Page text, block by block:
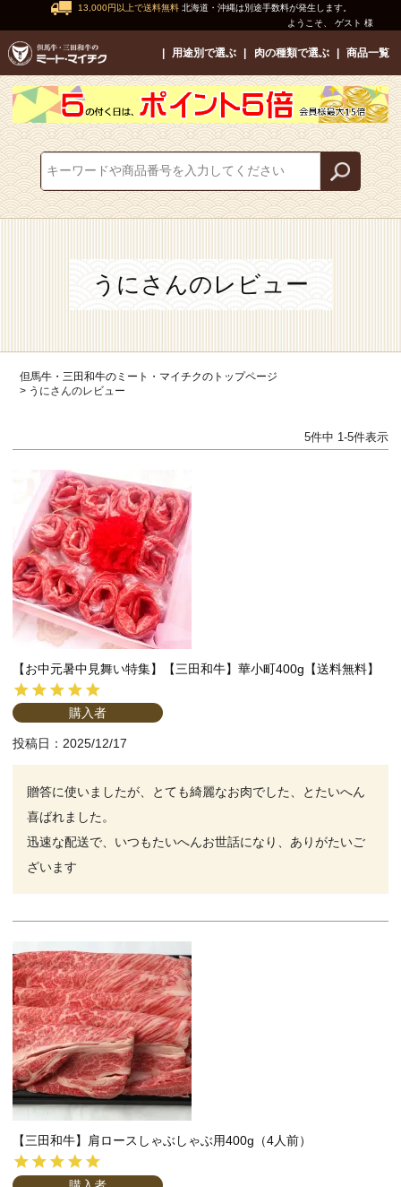
13,000円以上で送料無料 北海道・沖縄は別途手数料が発生します。
ようこそ、 ゲスト 様
用途別で選ぶ 肉の種類で選ぶ 商品一覧
うにさんのレビュー
但馬牛・三田和牛のミート・マイチクのトップページ
うにさんのレビュー
5件中 1-5件表示
【お中元暑中見舞い特集】【三田和牛】華小町400g【送料無料】
購入者
投稿日 2025/12/17
贈答に使いましたが、とても綺麗なお肉でした、とたいへん
喜ばれました。
迅速な配送で、いつもたいへんお世話になり、ありがたいご
ざいます
【三田和牛】肩ロースしゃぶしゃぶ用400g（4人前）